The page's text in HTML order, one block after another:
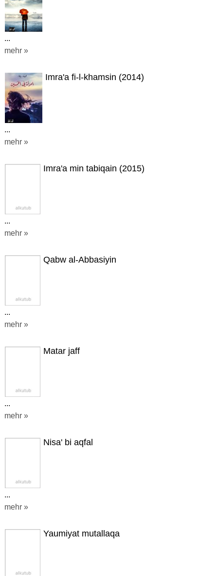
...
mehr »
Imra'a fi-l-khamsin (2014)
...
mehr »
Imra'a min tabiqain (2015)
...
mehr »
Qabw al-Abbasiyin
...
mehr »
Matar jaff
...
mehr »
Nisa' bi aqfal
...
mehr »
Yaumiyat mutallaqa